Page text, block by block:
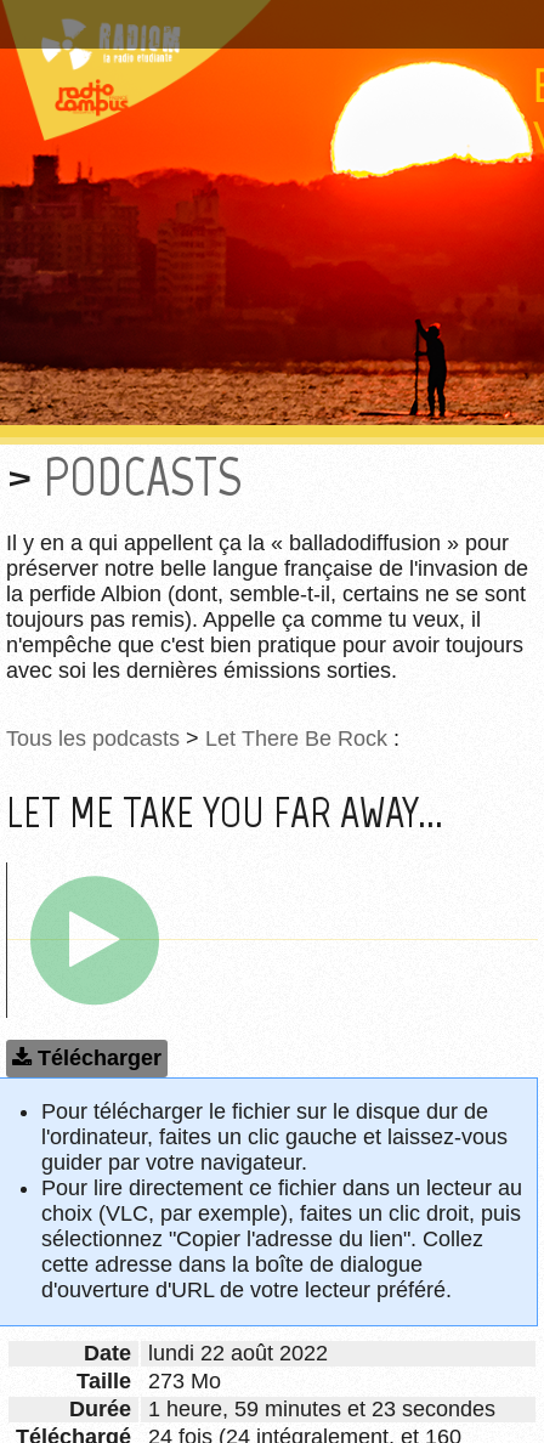
PODCASTS
Il y en a qui appellent ça la « balladodiffusion » pour
préserver notre belle langue française de l'invasion de
la perfide Albion (dont, semble-t-il, certains ne se sont
toujours pas remis). Appelle ça comme tu veux, il
n'empêche que c'est bien pratique pour avoir toujours
avec soi les dernières émissions sorties.
Tous les podcasts > Let There Be Rock :
LET ME TAKE YOU FAR AWAY...
Télécharger
Pour télécharger le fichier sur le disque dur de
l'ordinateur, faites un clic gauche et laissez-vous
guider par votre navigateur.
Pour lire directement ce fichier dans un lecteur au
choix (VLC, par exemple), faites un clic droit, puis
sélectionnez "Copier l'adresse du lien". Collez
cette adresse dans la boîte de dialogue
d'ouverture d'URL de votre lecteur préféré.
Date
lundi 22 août 2022
Taille
273 Mo
Durée
1 heure, 59 minutes et 23 secondes
Téléchargé
24 fois (24 intégralement, et 160